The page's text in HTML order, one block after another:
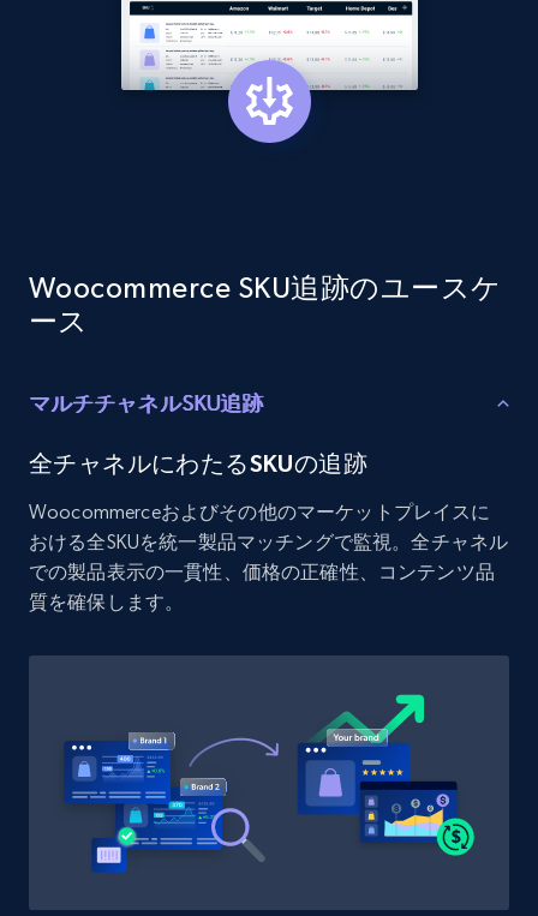
Etsy - Collects data from shop's URL
URL, Product id, Listing inventory id, Title, Rating,
Reviews count shop, Reviews count item, Initial
Amazon products search
price, Currency, Sold, and more.
1.6K+ 181+ 今すぐ始める
Target
URL, Product id, Title, Product description,
1.3K+ 176+ 今すぐ始める
Target - Gather data on products using
Woocommerce SKU追跡のユースケ
ース
マルチチャネルSKU追跡
全チャネルにわたるSKUの追跡
Woocommerceおよびその他のマーケットプレイスに
おける全SKUを統一製品マッチングで監視。全チャネル
での製品表示の一貫性、価格の正確性、コンテンツ品
質を確保します。